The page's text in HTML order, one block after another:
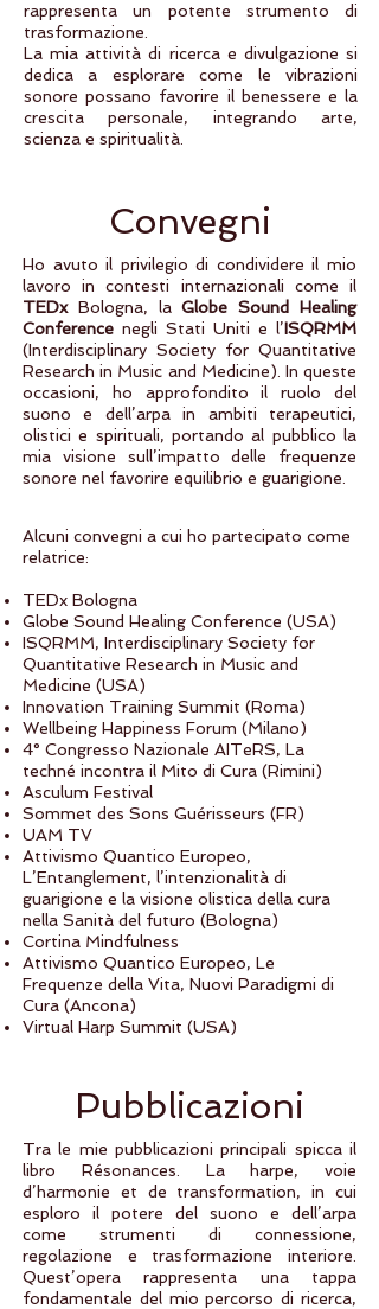
rappresenta un potente strumento di
trasformazione.
La mia attività di ricerca e divulgazione si
dedica a esplorare come le vibrazioni
sonore possano favorire il benessere e la
crescita personale, integrando arte,
scienza e spiritualità.
Convegni
Ho avuto il privilegio di condividere il mio
lavoro in contesti internazionali come il
TEDx Bologna, laGlobe Sound Healing
Conference negli Stati Uniti e l’ISQRMM
(Interdisciplinary Society for Quantitative
Research in Music and Medicine). In queste
occasioni, ho approfondito il ruolo del
suono e dell’arpa in ambiti terapeutici,
olistici e spirituali, portando al pubblico la
mia visione sull’impatto delle frequenze
sonore nel favorire equilibrio e guarigione.
Alcuni convegni a cui ho partecipato come
relatrice:
TEDx Bologna
Globe Sound Healing Conference (USA)
ISQRMM, Interdisciplinary Society for
Quantitative Research in Music and
Medicine (USA)
Innovation Training Summit (Roma)
Wellbeing Happiness Forum (Milano)
4° Congresso Nazionale AITeRS, La
techné incontra il Mito di Cura (Rimini)
Asculum Festival
Sommet des Sons Guérisseurs (FR)
UAM TV
Attivismo Quantico Europeo,
L’Entanglement, l’intenzionalità di
guarigione e la visione olistica della cura
nella Sanità del futuro (Bologna)
Cortina Mindfulness
Attivismo Quantico Europeo, Le
Frequenze della Vita, Nuovi Paradigmi di
Cura (Ancona)
Virtual Harp Summit (USA)
Pubblicazioni
Tra le mie pubblicazioni principali spicca il
libro Résonances. La harpe, voie
d’harmonie et de transformation, in cui
esploro il potere del suono e dell’arpa
come strumenti di connessione,
regolazione e trasformazione interiore.
Quest’opera rappresenta una tappa
fondamentale del mio percorso di ricerca,